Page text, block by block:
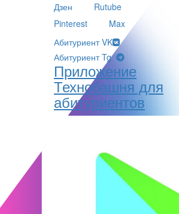
Дзен
Rutube
Pinterest
Max
Абитуриент VK
Абитуриент Tg
Приложение
Технобашня для
абитуриентов